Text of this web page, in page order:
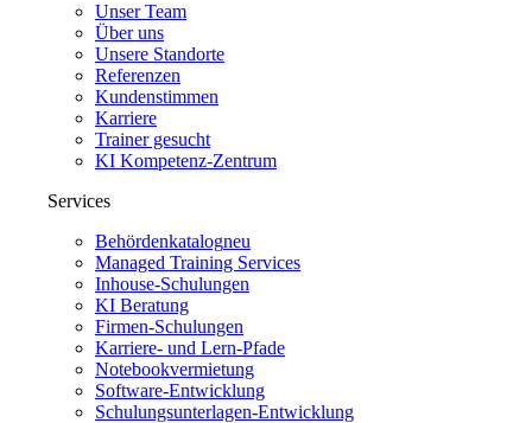
Unser Team
Über uns
Unsere Standorte
Referenzen
Kundenstimmen
Karriere
Trainer gesucht
KI Kompetenz-Zentrum
Services
Behördenkatalogneu
Managed Training Services
Inhouse-Schulungen
KI Beratung
Firmen-Schulungen
Karriere- und Lern-Pfade
Notebookvermietung
Software-Entwicklung
Schulungsunterlagen-Entwicklung